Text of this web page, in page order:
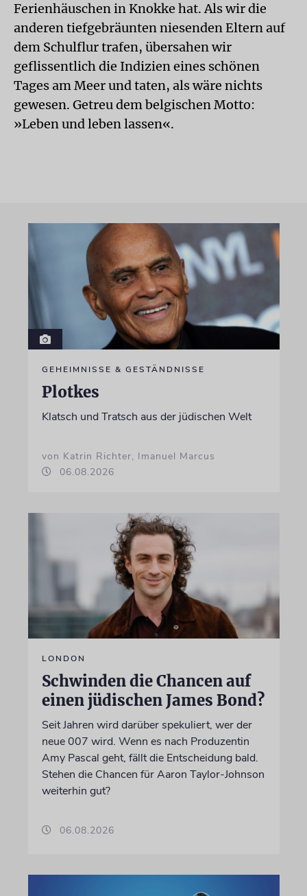
Ferienhäuschen in Knokke hat. Als wir die
anderen tiefgebräunten niesenden Eltern auf
dem Schulflur trafen, übersahen wir
geflissentlich die Indizien eines schönen
Tages am Meer und taten, als wäre nichts
gewesen. Getreu dem belgischen Motto:
»Leben und leben lassen«.
GEHEIMNISSE & GESTÄNDNISSE
Plotkes
Klatsch und Tratsch aus der jüdischen Welt
von Katrin Richter, Imanuel Marcus
06.08.2026
LONDON
Schwinden die Chancen auf
einen jüdischen James Bond?
Seit Jahren wird darüber spekuliert, wer der
neue 007 wird. Wenn es nach Produzentin
Amy Pascal geht, fällt die Entscheidung bald.
Stehen die Chancen für Aaron Taylor-Johnson
weiterhin gut?
06.08.2026